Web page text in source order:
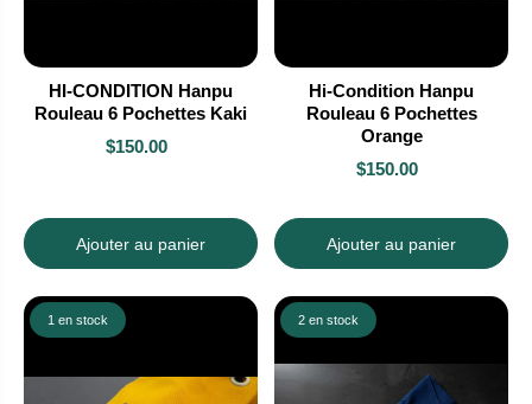
HI-CONDITION Hanpu
Rouleau 6 Pochettes Kaki
$150.00
Ajouter au panier
Hi-Condition Hanpu
Rouleau 6 Pochettes
Orange
$150.00
Ajouter au panier
1 en stock 2 en stock